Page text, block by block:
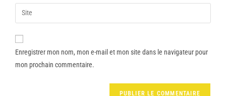
Enregistrer mon nom, mon e-mail et mon site dans le navigateur pour
mon prochain commentaire.